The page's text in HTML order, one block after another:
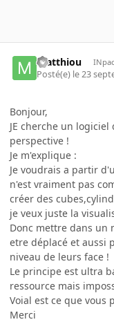
matthiou
Posté(e) le 23
Bonjour,
JE cherche un
perspective !
Je m'explique :
Je voudrais a partir
n'est vraiment pas
créer des
je veux juste la
Donc mettre dans un
etre déplacé et aussi
niveau de leurs face !
Le principe est ultra
ressource mais
Voial est ce que vous
Merci